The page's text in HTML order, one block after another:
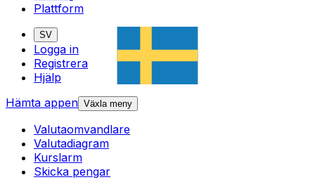
Plattform
SV
Logga in
Registrera
Hjälp
Hämta appen Växla meny
Valutaomvandlare
Valutadiagram
Kurslarm
Skicka pengar